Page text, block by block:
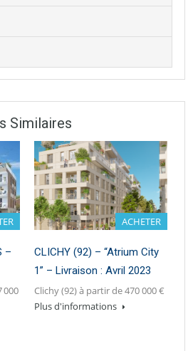
Similaires
–
000
ACHETER
CLICHY (92) – “Atrium City
1” – Livraison : Avril 2023
Clichy (92) à partir de 470 000 €
Plus d'informations